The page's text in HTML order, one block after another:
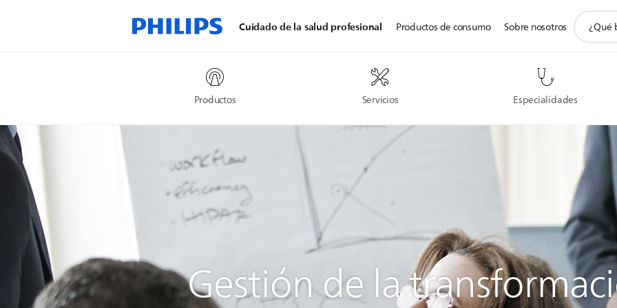
Cuidado de la salud profesional
Productos Servicios Especialidades
Productos de consumo Sobre nosotros
Gestión de la